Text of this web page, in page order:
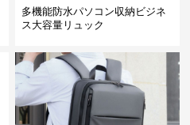
多機能防水パソコン収納ビジネ
ス大容量リュック